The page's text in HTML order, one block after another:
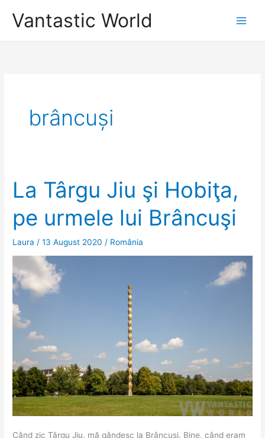
Vantastic World
brâncuși
La Târgu Jiu şi Hobiţa,
pe urmele lui Brâncuşi
Laura /13 August 2020 / România
Când zic Târgu Jiu, mă gândesc la Brâncuși. Bine, când eram